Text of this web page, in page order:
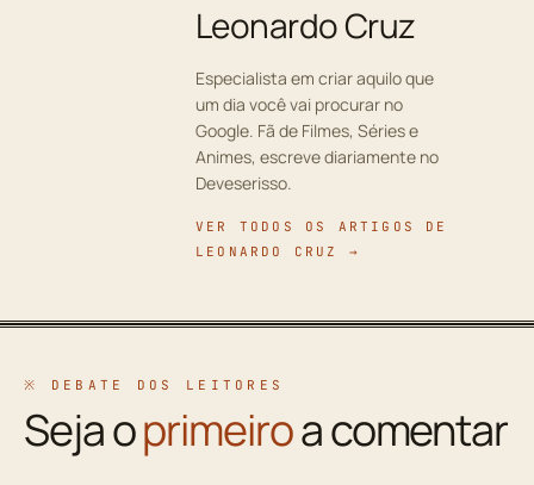
Leonardo Cruz
Especialista em criar aquilo que
um dia você vai procurar no
Google. Fã de Filmes, Séries e
Animes, escreve diariamente no
Deveserisso.
VER TODOS OS ARTIGOS DE
LEONARDO CRUZ →
※ DEBATE DOS LEITORES
Seja oprimeiroa comentar